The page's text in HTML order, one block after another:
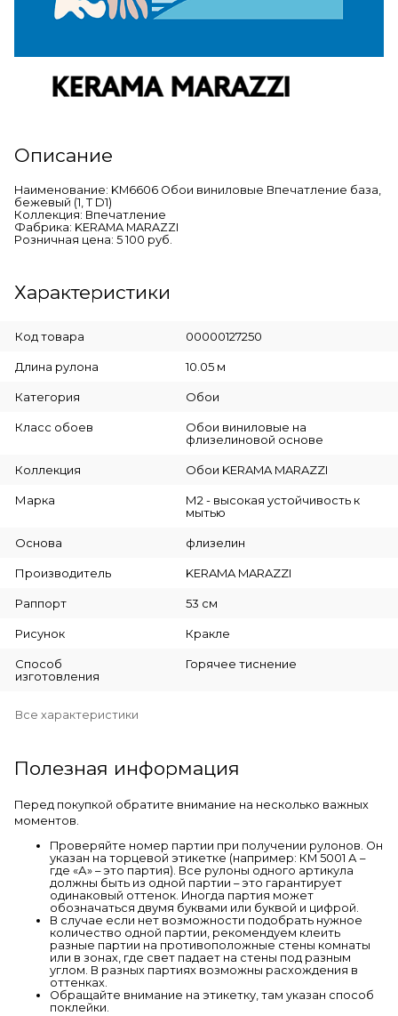
Описание
Наименование: KM6606 Обои виниловые Впечатление база,
бежевый (1, Т D1)
Коллекция: Впечатление
Фабрика: KERAMA MARAZZI
Розничная цена: 5 100 руб.
Характеристики
Код товара 00000127250
Длина рулона 10.05 м
Категория Обои
Класс обоев
Обои виниловые на
флизелиновой основе
Коллекция Обои KERAMA MARAZZI
Марка
М2 - высокая устойчивость к
мытью
Основа флизелин
Производитель KERAMA MARAZZI
Раппорт 53 см
Рисунок Кракле
Способ
изготовления
Горячее тиснение
Все характеристики
Полезная информация
Перед покупкой обратите внимание на несколько важных
моментов.
Проверяйте номер партии при получении рулонов. Он
указан на торцевой этикетке (например: КМ 5001 А –
где «А» – это партия). Все рулоны одного артикула
должны быть из одной партии – это гарантирует
одинаковый оттенок. Иногда партия может
обозначаться двумя буквами или буквой и цифрой.
В случае если нет возможности подобрать нужное
количество одной партии, рекомендуем клеить
разные партии на противоположные стены комнаты
или в зонах, где свет падает на стены под разным
углом. В разных партиях возможны расхождения в
оттенках.
Обращайте внимание на этикетку, там указан способ
поклейки.